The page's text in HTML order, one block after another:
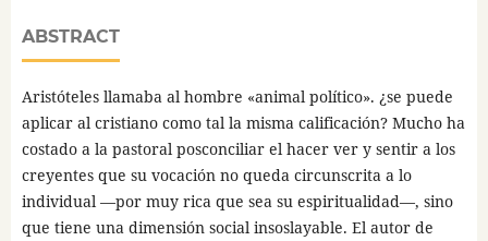
ABSTRACT
Aristóteles llamaba al hombre «animal político». ¿se puede
aplicar al cristiano como tal la misma calificación? Mucho ha
costado a la pastoral posconciliar el hacer ver y sentir a los
creyentes que su vocación no queda circunscrita a lo
individual —por muy rica que sea su espiritualidad—, sino
que tiene una dimensión social insoslayable. El autor de